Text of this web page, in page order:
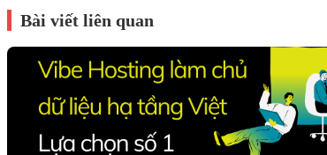
Bài viết liên quan